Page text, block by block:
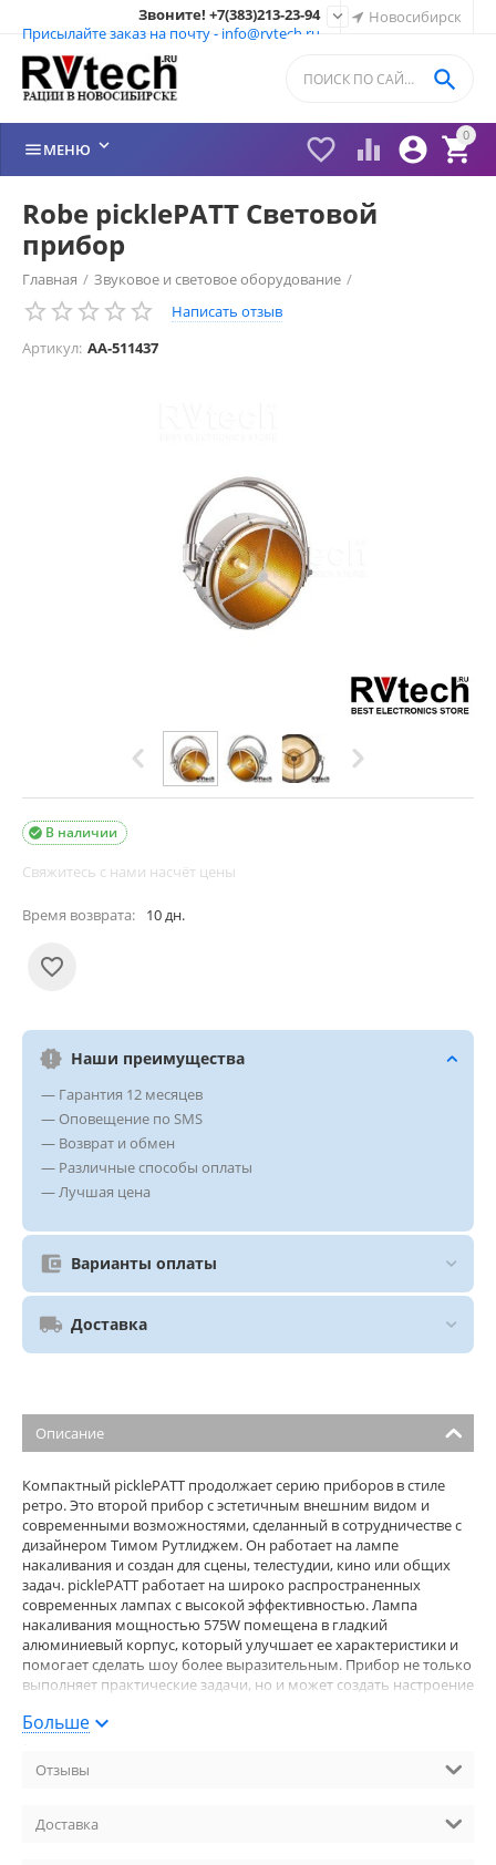
Новосибирск
Звоните! +7(383)213-23-94
Присылайте заказ на почту - info@rvtech.ru

0


 

МЕНЮ 
Robe picklePATT Световой
прибор
Главная / Звуковое и световое оборудование /
Прожекторы LED /
Написать отзыв
Артикул: AA-511437
В наличии

Свяжитесь с нами насчёт цены
Время возврата: 10 дн.
Наши преимущества
— Гарантия 12 месяцев
— Оповещение по SMS
— Возврат и обмен
— Различные способы оплаты
— Лучшая цена
Варианты оплаты
Доставка
Описание
Компактный picklePATT продолжает серию приборов в стиле
ретро. Это второй прибор с эстетичным внешним видом и
современными возможностями, сделанный в сотрудничестве с
дизайнером Тимом Рутлиджем. Он работает на лампе
накаливания и создан для сцены, телестудии, кино или общих
задач. picklePATT работает на широко распространенных
современных лампах с высокой эффективностью. Лампа
накаливания мощностью 575W помещена в гладкий
алюминиевый корпус, который улучшает ее характеристики и
помогает сделать шоу более выразительным. Прибор не только
выполняет практические задачи, но и может создать настроение
на выступлениях и телешоу, среди которых Гари Барлоу, Робби
Talent, The Graham Norton Show и многие другие.
света: Вольфрамовая лампа с высокой эффективностью 575 W
(цветовая температура 3050 K); Рекомендованная лампа: HPL
Больше
Отзывы
Доставка